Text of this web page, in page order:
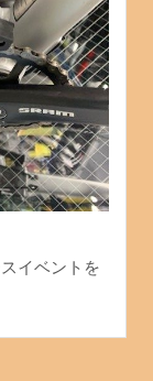
イベントを